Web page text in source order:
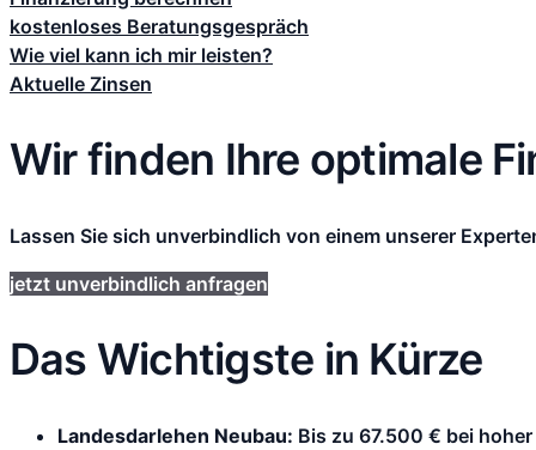
kostenloses Beratungsgespräch
Wie viel kann ich mir leisten?
Aktuelle Zinsen
Wir finden Ihre optimale
Lassen Sie sich unverbindlich von einem unserer
jetzt unverbindlich anfragen
Das Wichtigste in Kürze
Landesdarlehen Neubau: Bis zu 67.500 € bei